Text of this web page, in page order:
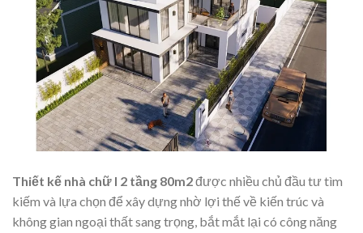
Thiết kế nhà chữ l 2 tầng 80m2được nhiều chủ đầu tư tìm
kiếm và lựa chọn để xây dựng nhờ lợi thế về kiến trúc và
không gian ngoại thất sang trọng, bắt mắt lại có công năng